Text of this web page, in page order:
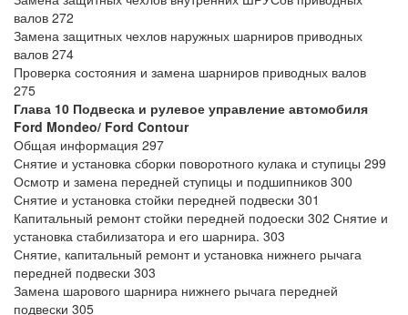
валов 272
Замена защитных чехлов наружных шарниров приводных
валов 274
Проверка состояния и замена шарниров приводных валов
275
Глава 10 Подвеска и рулевое управление автомобиля
Ford Mondeo/ Ford Contour
Общая информация 297
Снятие и установка сборки поворотного кулака и ступицы 299
Осмотр и замена передней ступицы и подшипников 300
Снятие и установка стойки передней подвески 301
Капитальный ремонт стойки передней подоески 302 Снятие и
установка стабилизатора и его шарнира. 303
Снятие, капитальный ремонт и установка нижнего рычага
передней подвески 303
Замена шарового шарнира нижнего рычага передней
подвески 305